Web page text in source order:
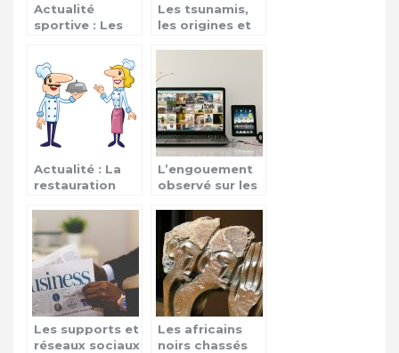
Actualité
sportive : Les
qualifications
Les tsunamis,
les origines et
Actualité : La
restauration
L’engouement
observé sur les
Les supports et
réseaux sociaux
Les africains
noirs chassés